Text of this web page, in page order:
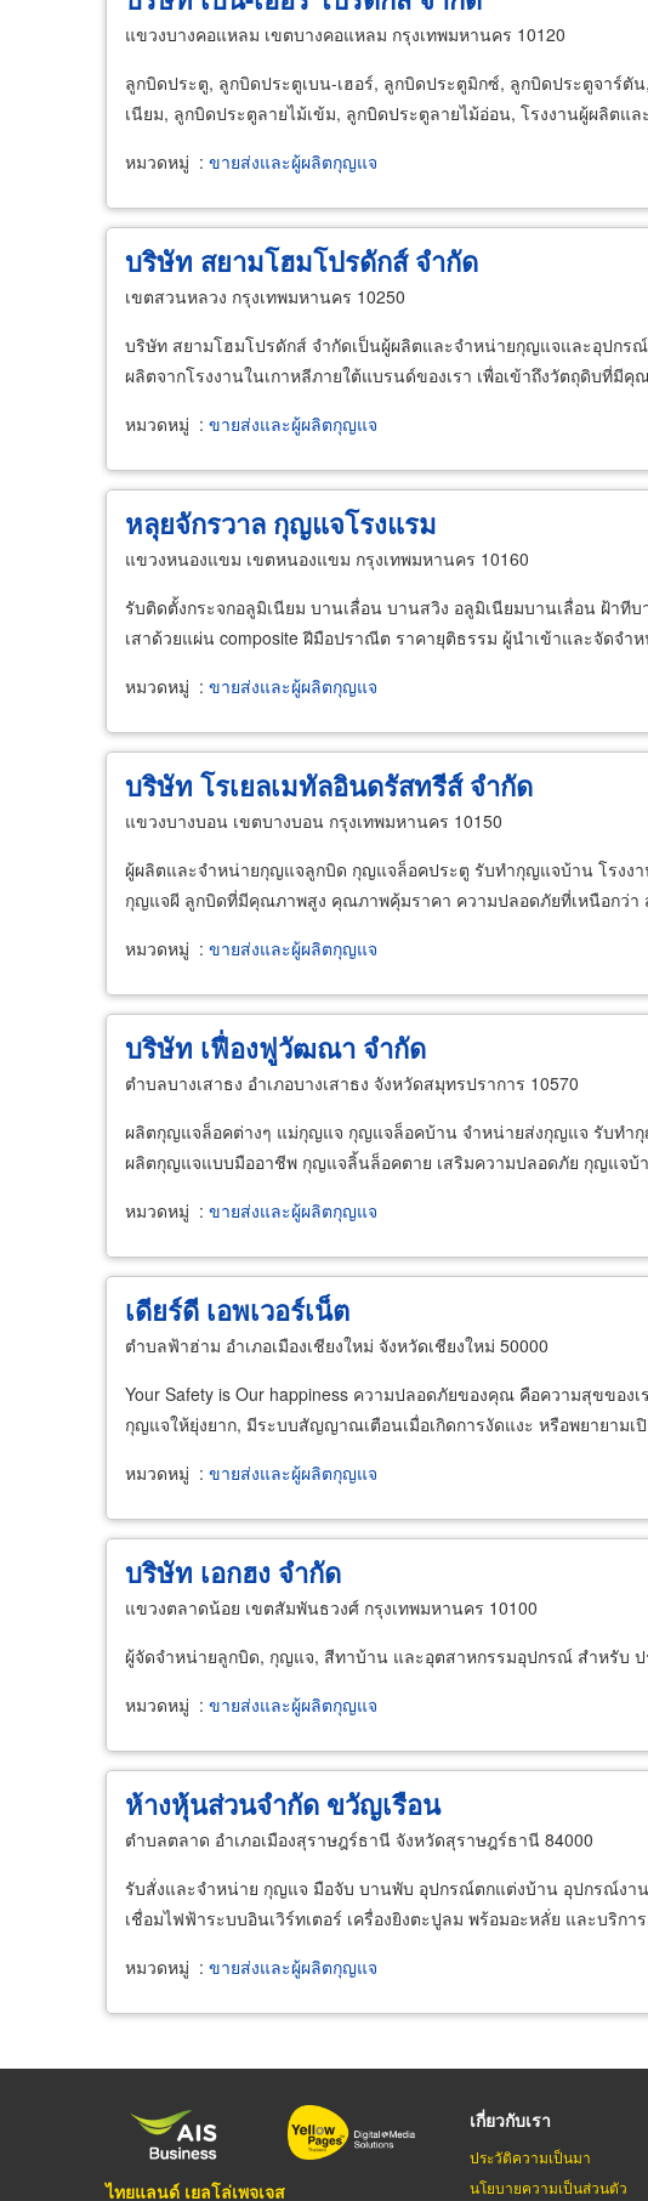
แขวงบางคอแหลม เขตบางคอแหลม กรุงเทพมหานคร 10120
ลูกบิดประตู, ลูกบิดประตูเบน-เฮอร์, ลูกบิดประตูมิกซ์, ลูกบิดประตูจาร์
เนียม, ลูกบิดประตูลายไม้เข้ม, ลูกบิดประตูลายไม้อ่อน, โรงงานผู้ผลิต
หมวดหมู่ : ขายส่งและผู้ผลิตกุญแจ
บริษัท สยามโฮมโปรดักส์ จำกัด
เขตสวนหลวง กรุงเทพมหานคร 10250
บริษัท สยามโฮมโปรดักส์ จำกัดเป็นผู้ผลิตและจำหน่ายกุญแจและอุปก
ผลิตจากโรงงานในเกาหลีภายใต้แบรนด์ของเรา เพื่อเข้าถึงวัตถุดิบที่มี
หมวดหมู่ : ขายส่งและผู้ผลิตกุญแจ
หลุยจักรวาล กุญแจโรงแรม
แขวงหนองแขม เขตหนองแขม กรุงเทพมหานคร 10160
รับติดตั้งกระจกอลูมิเนียม บานเลื่อน บานสวิง อลูมิเนียมบานเลื่อน ฝ้าที
เสาด้วยแผ่น composite ฝีมือปราณีต ราคายุติธรรม ผู้นำเข้าและจัดจ
หมวดหมู่ : ขายส่งและผู้ผลิตกุญแจ
บริษัท โรเยลเมทัลอินดรัสทรีส์ จำกัด
แขวงบางบอน เขตบางบอน กรุงเทพมหานคร 10150
ผู้ผลิตและจำหน่ายกุญแจลูกบิด กุญแจล็อคประตู รับทำกุญแจบ้าน โรงง
กุญแจผี ลูกบิดที่มีคุณภาพสูง คุณภาพคุ้มราคา ความปลอดภัยที่เหนือกว่า
หมวดหมู่ : ขายส่งและผู้ผลิตกุญแจ
บริษัท เฟื่องฟูวัฒณา จำกัด
ตำบลบางเสาธง อำเภอบางเสาธง จังหวัดสมุทรปราการ 10570
ผลิตกุญแจล็อคต่างๆ แม่กุญแจ กุญแจล็อคบ้าน จำหน่ายส่งกุญแจ รับท
ผลิตกุญแจแบบมืออาชีพ กุญแจลิ้นล็อคตาย เสริมความปลอดภัย กุญแจ
หมวดหมู่ : ขายส่งและผู้ผลิตกุญแจ
เดียร์ดี เอพเวอร์เน็ต
ตำบลฟ้าฮ่าม อำเภอเมืองเชียงใหม่ จังหวัดเชียงใหม่ 50000
Your Safety is Our happiness ความปลอดภัยของคุณ คือความสุขของ
กุญแจให้ยุ่งยาก, มีระบบสัญญาณเตือนเมื่อเกิดการงัดแงะ หรือพยายาม
หมวดหมู่ : ขายส่งและผู้ผลิตกุญแจ
บริษัท เอกฮง จำกัด
แขวงตลาดน้อย เขตสัมพันธวงศ์ กรุงเทพมหานคร 10100
ผู้จัดจำหน่ายลูกบิด, กุญแจ, สีทาบ้าน และอุตสาหกรรมอุปกรณ์ สำหรับ
หมวดหมู่ : ขายส่งและผู้ผลิตกุญแจ
ห้างหุ้นส่วนจำกัด ขวัญเรือน
ตำบลตลาด อำเภอเมืองสุราษฎร์ธานี จังหวัดสุราษฎร์ธานี 84000
รับสั่งและจำหน่าย กุญแจ มือจับ บานพับ อุปกรณ์ตกแต่งบ้าน อุปกรณ์งาน
เชื่อมไฟฟ้าระบบอินเวิร์ทเตอร์ เครื่องยิงตะปูลม พร้อมอะหลั่ย และบริ
หมวดหมู่ : ขายส่งและผู้ผลิตกุญแจ
ไทยแลนด์ เยลโล่เพจเจส
เกี่ยวกับเรา
ประวัติความเป็นมา
นโยบายความเป็นส่วนตัว